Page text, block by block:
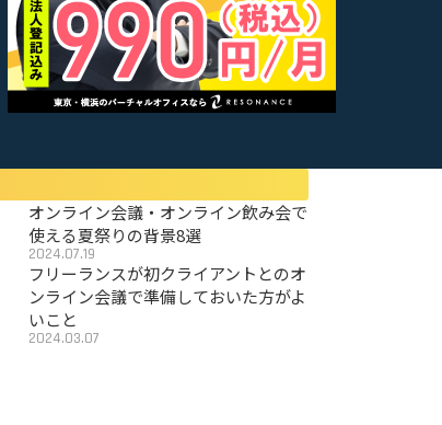
オンライン会議・オンライン飲み会で
使える夏祭りの背景8選
2024.07.19
フリーランスが初クライアントとのオ
ンライン会議で準備しておいた方がよ
いこと
2024.03.07